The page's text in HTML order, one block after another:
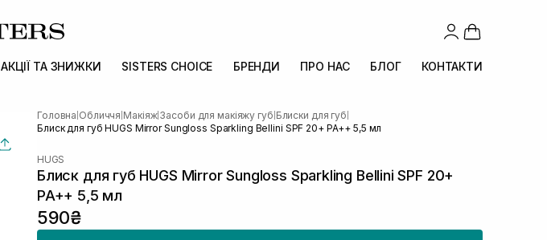
АКЦІЇ ТА ЗНИЖКИ SISTERS CHOICE БРЕНДИ ПРО НАС БЛОГ КОНТАКТИ
Головна Обличчя Макіяж| Засоби для макіяжу губ Блиски для губ
Блиск для губ HUGS Mirror Sungloss Sparkling Bellini SPF 20+ PA++ 5,5 мл
HUGS
Блиск для губ HUGS Mirror Sungloss Sparkling Bellini SPF 20+
PA++ 5,5 мл
590₴